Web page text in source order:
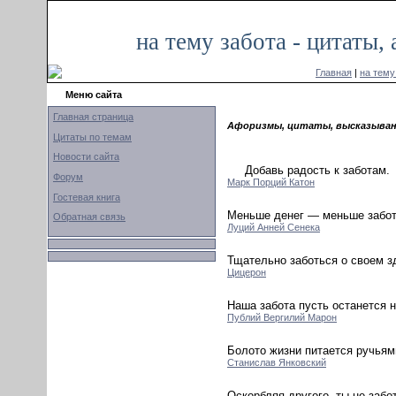
на тему забота -
Главная | на тему
Меню сайта
Главная страница
Цитаты по темам
Новости сайта
Форум
Гостевая книга
Обратная связь
Афоризмы, цитаты,
Добавь радость к заботам.
Марк Порций Катон
Меньше денег — меньше
Луций Анней Сенека
Тщательно заботься о своем
Цицерон
Наша забота пусть останется
Публий Вергилий Марон
Болото жизни питается
Станислав Янковский